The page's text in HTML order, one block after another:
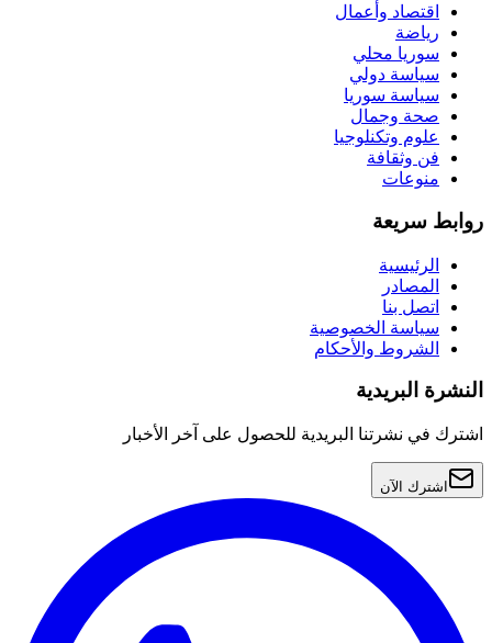
اقتصاد وأعمال
رياضة
سوريا محلي
سياسة دولي
سياسة سوريا
صحة وجمال
علوم وتكنلوجيا
فن وثقافة
منوعات
روابط سريعة
الرئيسية
المصادر
اتصل بنا
سياسة الخصوصية
الشروط والأحكام
النشرة البريدية
اشترك في نشرتنا البريدية للحصول على آخر الأخبار
اشترك الآن